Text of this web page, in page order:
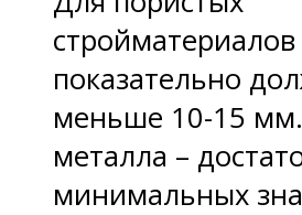
стройматериалов
показательно
меньше 10-15
металла –
минимальных